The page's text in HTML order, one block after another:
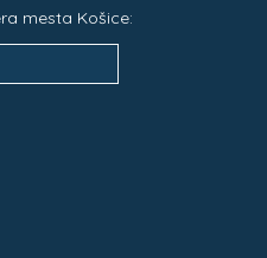
mesta Košice: